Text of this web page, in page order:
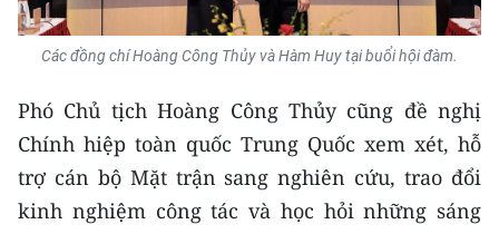
NHÂN DÂN CUỐI TUẦN
NHÂN DÂN HẰNG THÁNG
MUA BÁO
ĐỌC BÁO IN
Các đồng chí Hoàng Công Thủy và Hàm Huy tại buổi hội đàm.
Phó Chủ tịch Hoàng Công Thủy cũng đề nghị
Chính hiệp toàn quốc Trung Quốc xem xét, hỗ
trợ cán bộ Mặt trận sang nghiên cứu, trao đổi
kinh nghiệm công tác và học hỏi những sáng